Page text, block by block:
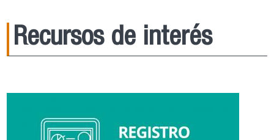
Recursos de interés